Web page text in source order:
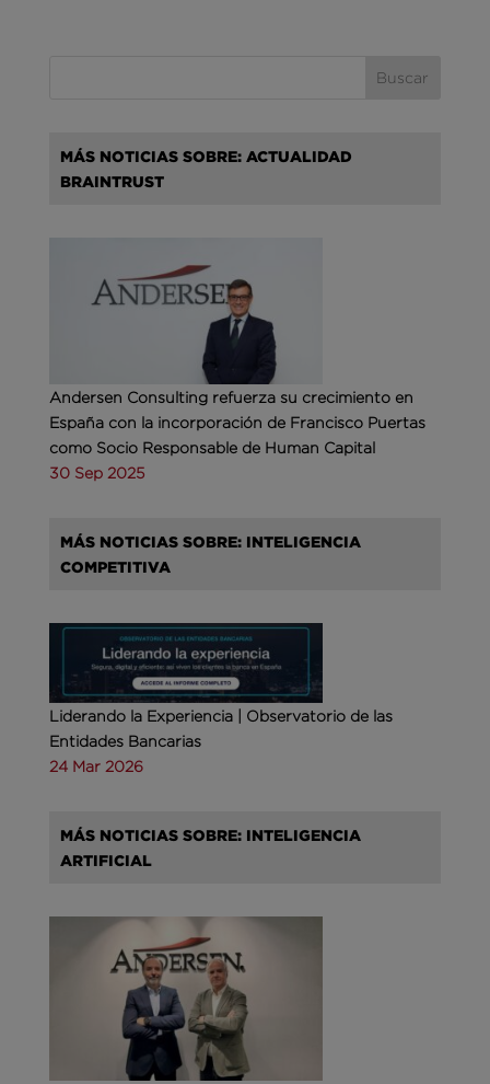
MÁS NOTICIAS SOBRE: ACTUALIDAD
BRAINTRUST
Andersen Consulting refuerza su crecimiento en
España con la incorporación de Francisco Puertas
como Socio Responsable de Human Capital
30 Sep 2025
MÁS NOTICIAS SOBRE: INTELIGENCIA
COMPETITIVA
Liderando la Experiencia | Observatorio de las
Entidades Bancarias
24 Mar 2026
MÁS NOTICIAS SOBRE: INTELIGENCIA
ARTIFICIAL